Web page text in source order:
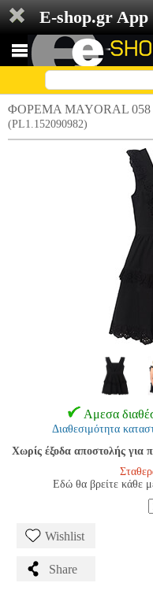
E-shop.gr App
ΦΟΡΕΜΑ MAYORAL
(PL1.152090982)
Αμεσα
Διαθεσιμότητα
Χωρίς έξοδα αποστολής για
Εδώ θα βρείτε κάθε
Wishlist
Share